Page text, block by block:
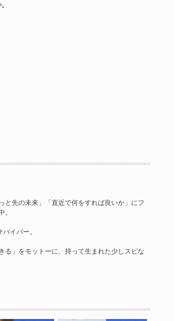
と先の未来」「直近で何をすれば良いか」にフ
イバー。
る」をモットーに、持って生まれた少しスピな